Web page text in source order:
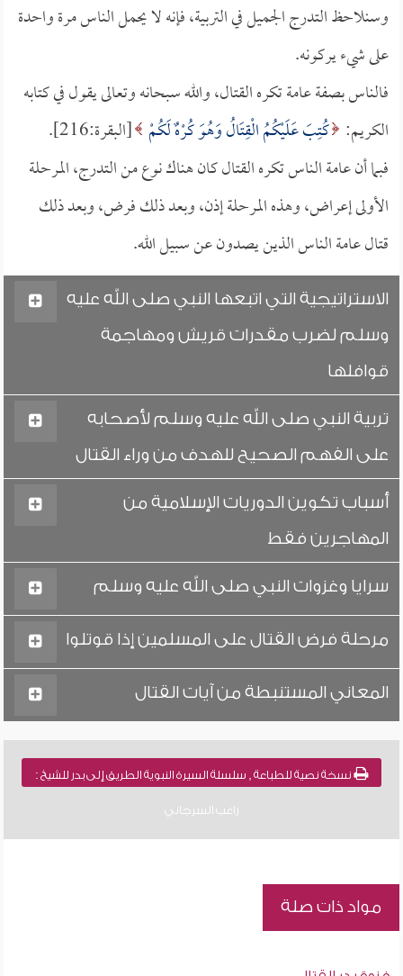
وسنلاحظ التدرج الجميل في التربية، فإنه لا يحمل الناس مرة واحدة
على شيء يركونه.
فالناس بصفة عامة تكره القتال، والله سبحانه وتعالى يقول في كتابه
الكريم: كُتِبَ عَلَيْكُمُ الْقِتَالُ وَهُوَ كُرْهٌ لَكُمْ [البقرة:216].
فبما أن عامة الناس تكره القتال كان هناك نوع من التدرج، المرحلة
الأولى إعراض، وهذه المرحلة إذن، وبعد ذلك فرض، وبعد ذلك
قتال عامة الناس الذين يصدون عن سبيل الله.
الاستراتيجية التي اتبعها النبي صلى الله عليه
وسلم لضرب مقدرات قريش ومهاجمة
قوافلها
تربية النبي صلى الله عليه وسلم لأصحابه
على الفهم الصحيح للهدف من وراء القتال
أسباب تكوين الدوريات الإسلامية من
المهاجرين فقط
سرايا وغزوات النبي صلى الله عليه وسلم
مرحلة فرض القتال على المسلمين إذا قوتلوا
المعاني المستنبطة من آيات القتال
نسخة نصية للطباعة , سلسلة السيرة النبوية الطريق إلى بدر للشيخ :
راغب السرجاني
مواد ذات صلة